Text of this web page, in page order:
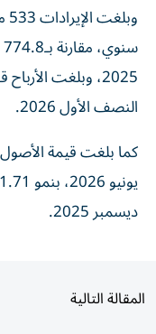
النصف الأول 2026.
ديسمبر 2025.
المقالة التالية